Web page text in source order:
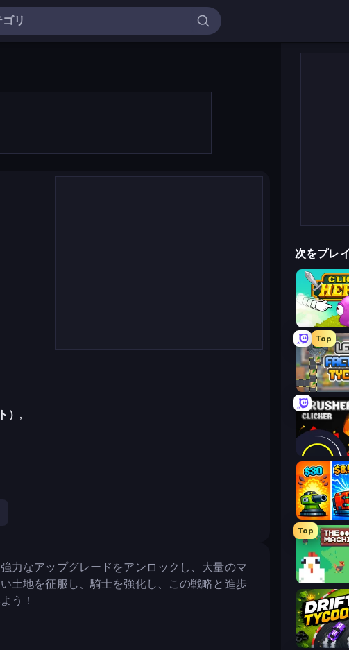
）,
力なアップグレードをアンロックし、大量のマ
土地を征服し、騎士を強化し、この戦略と進歩
う！
次をプレイ
Clicker
Top
Leek
Crusher
Top
The
Drift Tycoon